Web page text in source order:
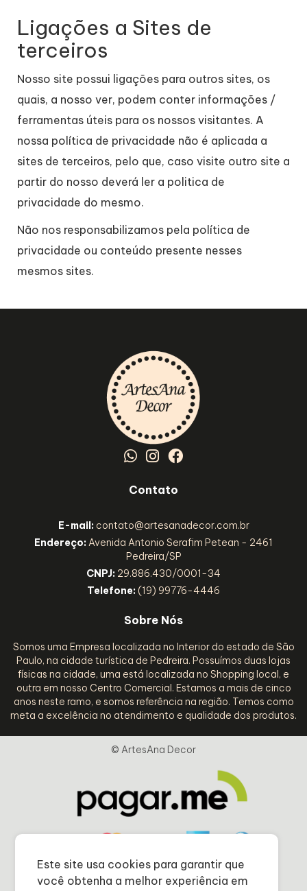
Este site usa cookies para garantir que
você obtenha a melhor experiência em
Ligações a Sites de
terceiros
Nosso site possui ligações para outros sites, os
quais, a nosso ver, podem conter informações /
ferramentas úteis para os nossos visitantes. A
nossa política de privacidade não é aplicada a
sites de terceiros, pelo que, caso visite outro site a
partir do nosso deverá ler a politica de
privacidade do mesmo.
Não nos responsabilizamos pela política de
privacidade ou conteúdo presente nesses
mesmos sites.
Contato
E-mail: contato@artesanadecor.com.br
Endereço: Avenida Antonio Serafim Petean - 2461
Pedreira/SP
CNPJ: 29.886.430/0001-34
Telefone: (19) 99776-4446
Sobre Nós
Somos uma Empresa localizada no Interior do estado de São
Paulo, na cidade turística de Pedreira. Possuímos duas lojas
físicas na cidade, uma está localizada no Shopping local, e
outra em nosso Centro Comercial. Estamos a mais de cinco
anos neste ramo, e somos referência na região. Temos como
meta a excelência no atendimento e qualidade dos produtos.
© ArtesAna Decor